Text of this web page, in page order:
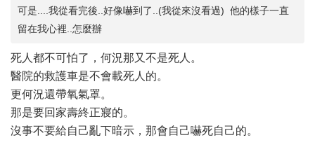
可是....我從看完後..好像嚇到了..(我從來沒看過) 他的樣子一直
留在我心裡..怎麼辦
死人都不可怕了，何況那又不是死人。
醫院的救護車是不會載死人的。
更何況還帶氧氣罩。
那是要回家壽終正寢的。
沒事不要給自己亂下暗示，那會自己嚇死自己的。